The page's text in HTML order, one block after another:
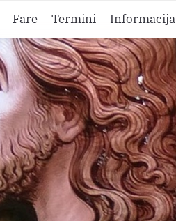
Fare Termini
Informacija
biškupiji
Hrvati
Hrvatskom vikarijatu